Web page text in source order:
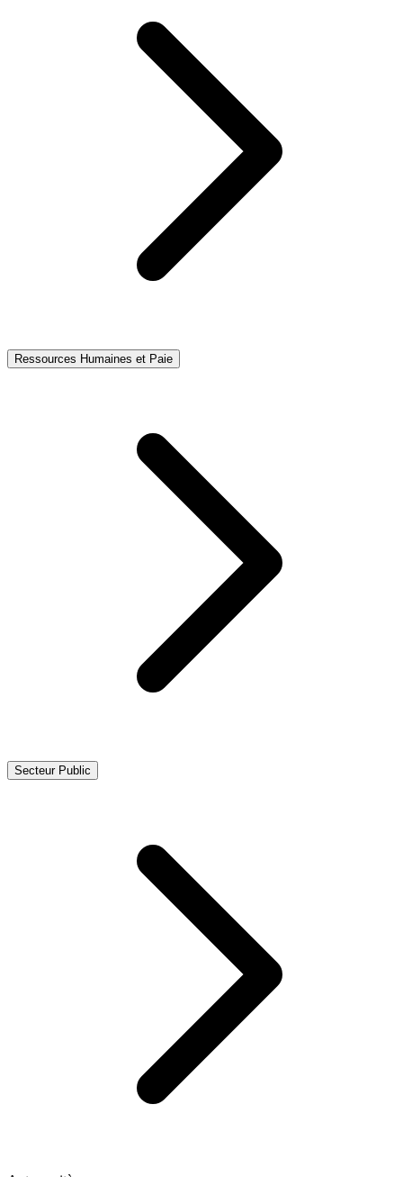
Ressources Humaines et Paie
Secteur Public